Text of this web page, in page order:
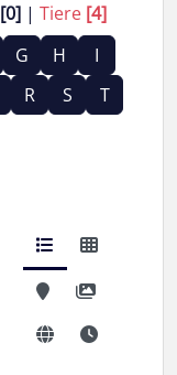
[0] Tiere [4]
G H
I
R S
T